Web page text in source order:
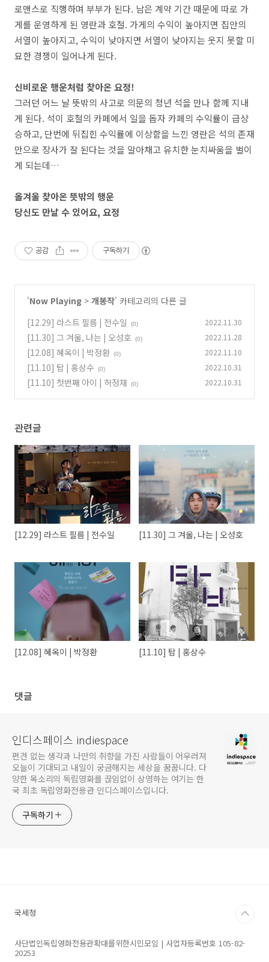
로맨스로 직행하며 부부가 된다. 남은 계약 기간 때문에 따로 가
게를 운영하게 된 영란과 호철. 가게의 수익이 높아지면 집안의
서열이 높아지고, 수익이 낮아지면 서열이 낮아지는 웃지 못할 미
묘한 경쟁이 일어나게 된다.
신비로운 행운처럼 찾아온 요정!
그러던 어느 날 뜻밖의 사고로 의문의 청년 석을 만나 함께 지내
게 된다. 석이 호철의 카페에서 일을 돕자 카페의 수익률이 급상
승하고, 단번에 뒤집힌 수익률에 이상함을 느낀 영란은 석의 존재
만으로 장사가 잘 된다는 것을 알아채고 유치한 눈치싸움을 벌이
게 되는데…
올겨울 찾아온 뜻밖의 행운
당신도 만날 수 있어요, 요정
공감 구독하기
'Now Playing > 개봉작' 카테고리의 다른 글
[12.29] 라스트 필름 | 전수일
(0) 2022.11.30
[11.30] 그 겨울, 나는 | 오성호 (0) 2022.11.28
[12.08] 혜옥이 | 박정환 (0) 2022.11.10
[11.10] 탑 | 홍상수 (0) 2022.10.31
[11.10] 첫번째 아이 | 허정재 (0) 2022.10.31
관련글
[12.29] 라스트 필름 | 전수일 [11.30] 그 겨울, 나는 | 오성호
[12.08] 혜옥이 | 박정환 [11.10] 탑 | 홍상수
댓글
인디스페이스 indiespace
편견 없는 생각과 나만의 취향을 가진 사람들이 어우러져
오늘이 기대되고 내일이 궁금해지는 세상을 꿈꿉니다. 다
양한 목소리의 독립영화를 끊임없이 상영하는 여기는 한
국 최초 독립영화전용관 인디스페이스입니다.
구독하기
국세청
사단법인독립영화전용관확대를위한시민모임 | 사업자등록번호 105-82-
20253